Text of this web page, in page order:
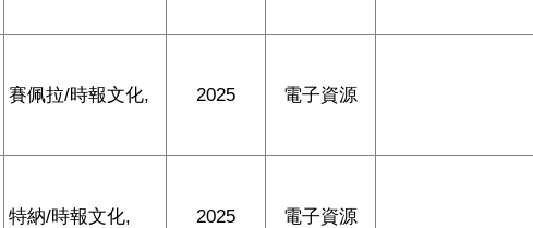
賽佩拉/時報文化, 2025 電子資源
特納/時報文化, 2025 電子資源